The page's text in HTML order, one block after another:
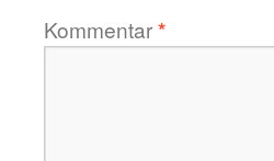
Kommentar*